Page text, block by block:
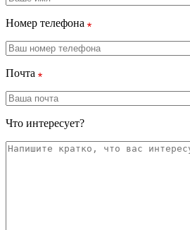
Номер телефона
Почта
Что интересует?